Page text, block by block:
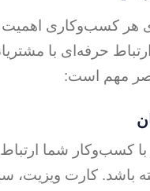
هر کسب‌وکاری اهمیت
ارتباط حرفه‌ای با
مهم است:
کسب‌وکار شما
باشد. کارت ویزیت،